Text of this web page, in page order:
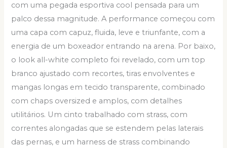
com uma pegada esportiva cool pensada para um
palco dessa magnitude. A performance começou com
uma capa com capuz, fluida, leve e triunfante, com a
energia de um boxeador entrando na arena. Por baixo,
o look all-white completo foi revelado, com um top
branco ajustado com recortes, tiras envolventes e
mangas longas em tecido transparente, combinado
com chaps oversized e amplos, com detalhes
utilitários. Um cinto trabalhado com strass, com
correntes alongadas que se estendem pelas laterais
das pernas, e um harness de strass combinando